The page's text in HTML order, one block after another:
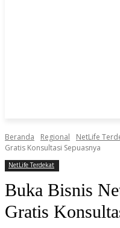
Beranda Regional NetLife
Gratis Konsultasi Sepuasnya
NetLife Terdekat
Buka Bisnis
Gratis